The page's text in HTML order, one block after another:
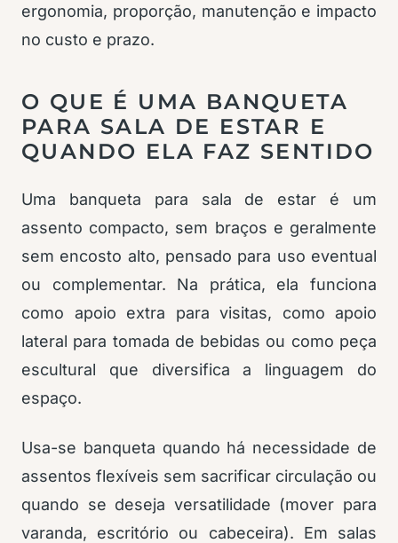
ergonomia, proporção, manutenção e impacto
no custo e prazo.
O QUE É UMA BANQUETA
PARA SALA DE ESTAR E
QUANDO ELA FAZ SENTIDO
Uma banqueta para sala de estar é um
assento compacto, sem braços e geralmente
sem encosto alto, pensado para uso eventual
ou complementar. Na prática, ela funciona
como apoio extra para visitas, como apoio
lateral para tomada de bebidas ou como peça
escultural que diversifica a linguagem do
espaço.
Usa-se banqueta quando há necessidade de
assentos flexíveis sem sacrificar circulação ou
quando se deseja versatilidade (mover para
varanda, escritório ou cabeceira). Em salas